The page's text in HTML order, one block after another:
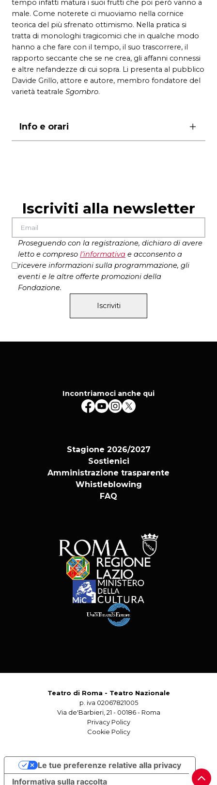
tempo infatti matura i suoi frutti che poi però vanno a
male. Come noterete ci muoviamo nella cornice
teorica del più sfrenato ottimismo. Nella pratica si
tratta di monologhi tragicomici che in qualche modo
hanno a che fare con il tempo, il suo trascorrere, il
rapporto seccante che se ne crea, gli affanni connessi
e altre nefandezze di cui sopra. Li presenta al pubblico
Davide Grillo, attore e autore, membro fondatore del
varietà teatrale Sgombro.
Info e orari
Iscriviti alla newsletter
Proseguendo con la registrazione, dichiaro di avere
letto e compreso l’informativa e acconsento a
ricevere informazioni sulla programmazione, gli
eventi e le altre offerte promozioni della
Fondazione.
Iscriviti
Incontriamoci anche qui
Stagione 2026/2027
Sostienici
Amministrazione trasparente
Whistleblowing
FAQ
Teatro di Roma - Teatro Nazionale
p. iva 02067821005
Via de'Barbieri, 21 - 00186 - Roma
Privacy Policy
Cookie Policy
Informativa sulla raccolta
Le tue preferenze relative alla privacy